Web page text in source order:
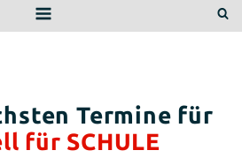
für SCHULE